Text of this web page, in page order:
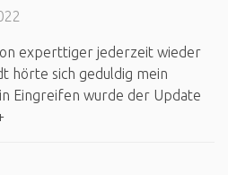
experttiger jederzeit wieder
hörte sich geduldig mein
Eingreifen wurde der Update